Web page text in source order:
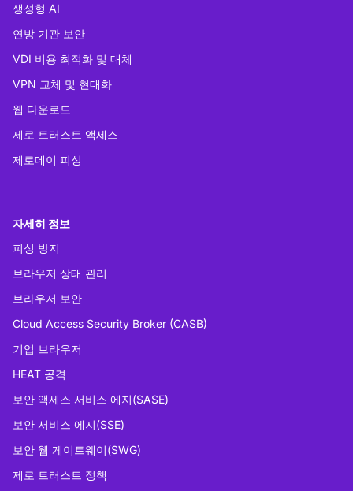
생성형 AI
연방 기관 보안
VDI 비용 최적화 및 대체
VPN 교체 및 현대화
웹 다운로드
제로 트러스트 액세스
제로데이 피싱
자세히 정보
피싱 방지
브라우저 상태 관리
브라우저 보안
Cloud Access Security Broker (CASB)
기업 브라우저
HEAT 공격
보안 액세스 서비스 에지(SASE)
보안 서비스 에지(SSE)
보안 웹 게이트웨이(SWG)
제로 트러스트 정책